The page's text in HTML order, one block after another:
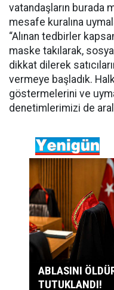
vatandaşların burada
mesafe kuralına
“Alınan tedbirler
maske takılarak,
dikkat dilerek
vermeye başladık.
göstermelerini ve
denetimlerimizi de